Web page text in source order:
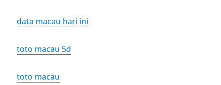
data macau hari ini
toto macau 5d
toto macau